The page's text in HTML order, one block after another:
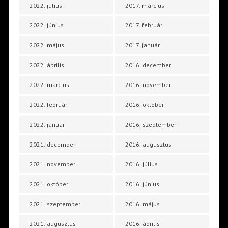
2022. július
2022. június
2022. május
2022. április
2022. március
2022. február
2022. január
2021. december
2021. november
2021. október
2021. szeptember
2021. augusztus
2017. március
2017. február
2017. január
2016. december
2016. november
2016. október
2016. szeptember
2016. augusztus
2016. július
2016. június
2016. május
2016. április